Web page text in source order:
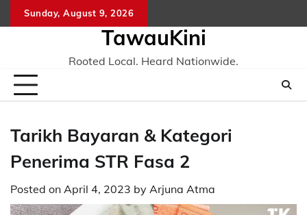
to
Sunday, August 9, 2026
TawauKini
Rooted Local. Heard Nationwide.
Tarikh Bayaran & Kategori
Penerima STR Fasa 2
Posted on April 4, 2023 by Arjuna Atma